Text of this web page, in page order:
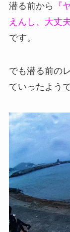
潜る前から
『
えんし、大丈
です。
でも潜る前の
ていったようで